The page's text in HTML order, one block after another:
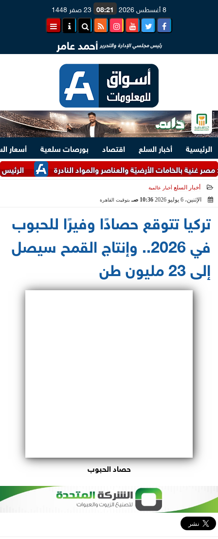
8 أغسطس 2026 08:21 23 صفر 1448
رئيس مجلسي الإدارة والتحرير أحمد عامر
الرئيسية أخبار السلع اقتصاد بورصات سلعية
أسعار
الرئيس
بالخامات الأرضيّة والعناصر والمواد النادرة
أخبار السلع أخبار عالمية
الإثنين، 6 يوليو 2026 10:36 صـ بتوقيت القاهرة
تركيا تتوقع حصادًا وفيرًا للحبوب
في 2026.. وإنتاج القمح سيصل
إلى 23 مليون طن
حصاد الحبوب